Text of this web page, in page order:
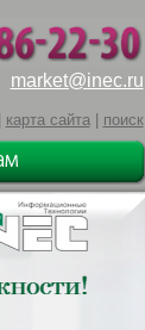
market@inec.ru
карта сайта| поиск